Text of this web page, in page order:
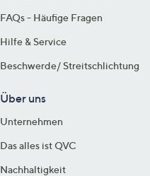
FAQs - Häufige Fragen
Hilfe & Service
Beschwerde/ Streitschlichtung
Über uns
Unternehmen
Das alles ist QVC
Nachhaltigkeit